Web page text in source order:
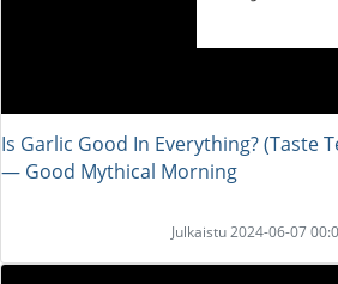
Is Garlic Good In Everything? (Taste
― Good Mythical Morning
Julkaistu 2024-06-07